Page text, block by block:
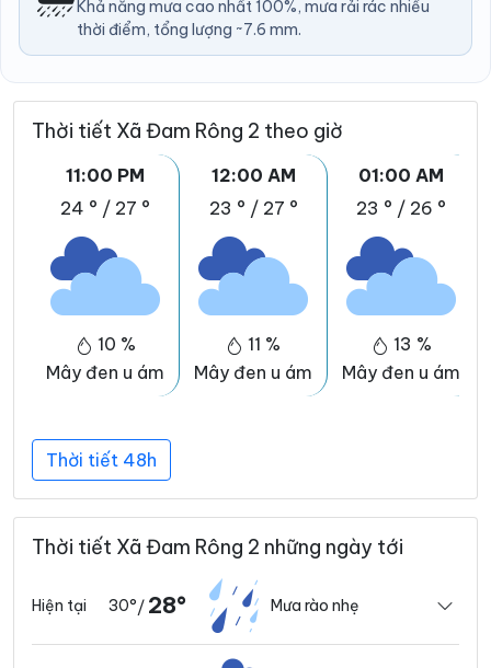
Khả năng mưa cao nhất 100%, mưa rải rác nhiều
thời điểm, tổng lượng ~7.6 mm.
Thời tiết Xã Đam Rông 2 theo giờ
11:00 PM
24 ° / 27 °
10 %
Mây đen u ám
12:00 AM
23 ° / 27 °
11 %
Mây đen u ám
01:00 AM
23 ° / 26 °
13 %
Mây đen u ám
Thời tiết 48h
Thời tiết Xã Đam Rông 2 những ngày tới
Hiện tại 30°/ 28° Mưa rào nhẹ